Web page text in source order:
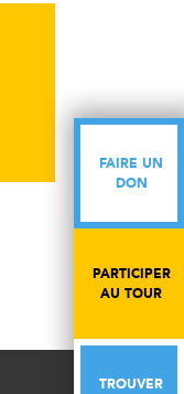
FAIRE UN
DON
PARTICIPER
AU TOUR
TROUVER
FAIRE UN
DON
PARTICIPER
AU TOUR
TROUVER